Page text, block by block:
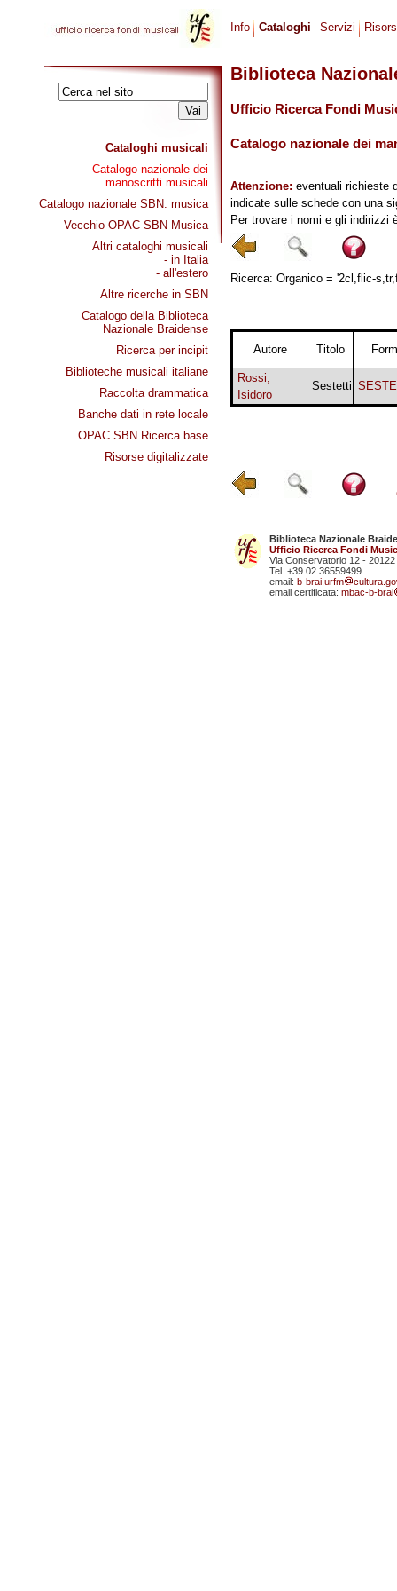
Cataloghi musicali
Catalogo nazionale dei
manoscritti musicali
Catalogo nazionale SBN: musica
Vecchio OPAC SBN Musica
Altri cataloghi musicali
- in Italia
- all'estero
Altre ricerche in SBN
Catalogo della Biblioteca
Nazionale Braidense
Ricerca per incipit
Biblioteche musicali italiane
Raccolta drammatica
Banche dati in rete locale
OPAC SBN Ricerca base
Risorse digitalizzate
Info Cataloghi Servizi
Biblioteca
Ufficio Ricerca Fondi
Catalogo nazionale dei
Attenzione: eventuali richieste
indicate sulle schede con una
Per trovare i nomi e gli indirizzi
Ricerca: Organico = '2cl,flic-
Autore Titolo
Rossi,
Isidoro
Sestetti
Biblioteca Nazionale
Ufficio Ricerca Fondi
Via Conservatorio 12 - 20122
Tel. +39 02 36559499
email: b-brai.urfm
email certificata: mbac-b-brai